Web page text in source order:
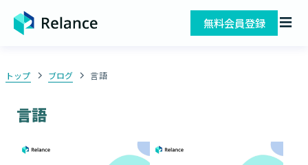
無料会員登録
トップ ブログ 言語
言語